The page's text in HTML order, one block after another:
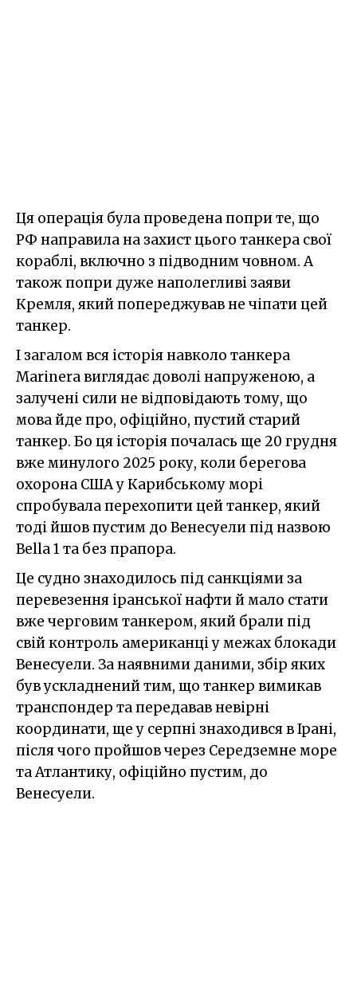
Ця операція була проведена попри те, що
РФ направила на захист цього танкера свої
кораблі, включно з підводним човном. А
також попри дуже наполегливі заяви
Кремля, який попереджував не чіпати цей
танкер.
І загалом вся історія навколо танкера
Marinera виглядає доволі напруженою, а
залучені сили не відповідають тому, що
мова йде про, офіційно, пустий старий
танкер. Бо ця історія почалась ще 20 грудня
вже минулого 2025 року, коли берегова
охорона США у Карибському морі
спробувала перехопити цей танкер, який
тоді йшов пустим до Венесуели під назвою
Bella 1 та без прапора.
Це судно знаходилось під санкціями за
перевезення іранської нафти й мало стати
вже черговим танкером, який брали під
свій контроль американці у межах блокади
Венесуели. За наявними даними, збір яких
був ускладнений тим, що танкер вимикав
транспондер та передавав невірні
координати, ще у серпні знаходився в Ірані,
після чого пройшов через Середземне море
та Атлантику, офіційно пустим, до
Венесуели.